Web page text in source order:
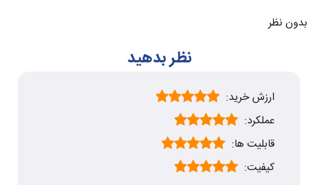
بدون نظر
نظر بدهید
ارزش خرید:
عملکرد:
قابلیت ها:
کیفیت: